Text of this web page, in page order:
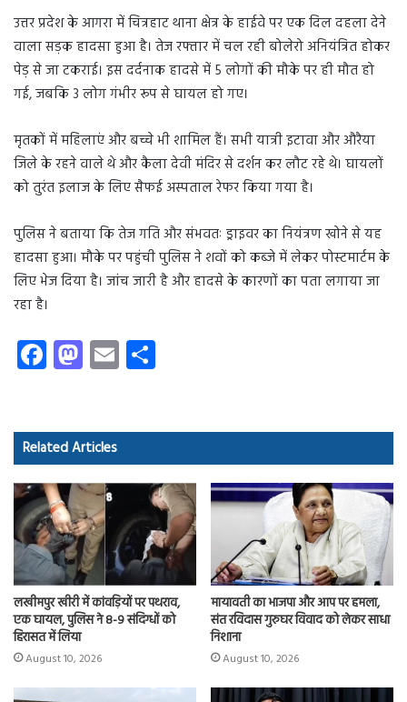
उत्तर प्रदेश के आगरा में चित्रहाट थाना क्षेत्र के हाईवे पर एक दिल दहला देने
वाला सड़क हादसा हुआ है। तेज रफ्तार में चल रही बोलेरो अनियंत्रित होकर
पेड़ से जा टकराई। इस दर्दनाक हादसे में 5 लोगों की मौके पर ही मौत हो
गई, जबकि 3 लोग गंभीर रूप से घायल हो गए।
मृतकों में महिलाएं और बच्चे भी शामिल हैं। सभी यात्री इटावा और औरैया
जिले के रहने वाले थे और कैला देवी मंदिर से दर्शन कर लौट रहे थे। घायलों
को तुरंत इलाज के लिए सैफई अस्पताल रेफर किया गया है।
पुलिस ने बताया कि तेज गति और संभवतः ड्राइवर का नियंत्रण खोने से यह
हादसा हुआ। मौके पर पहुंची पुलिस ने शवों को कब्जे में लेकर पोस्टमार्टम के
लिए भेज दिया है। जांच जारी है और हादसे के कारणों का पता लगाया जा
रहा है।
Fa
ce
o
ok
M
as
d
o
n
E
m
Related Articles
लखीमपुर खीरी में कांवड़ियों पर पथराव,
एक घायल, पुलिस ने 8-9 संदिग्धों को
हिरासत में लिया
August 10, 2026
मायावती का भाजपा और आप पर हमला,
संत रविदास गुरुघर विवाद को लेकर साधा
निशाना
August 10, 2026